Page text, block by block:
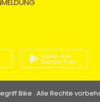
Bike . Alle Rechte